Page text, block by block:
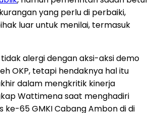
yang perlu di perbaiki,
luar untuk menilai, termasuk
tidak alergi dengan aksi-aksi demo
OKP, tetapi hendaknya hal itu
dalam mengkritik kinerja
Wattimena saat menghadiri
ke-65 GMKI Cabang Ambon di di